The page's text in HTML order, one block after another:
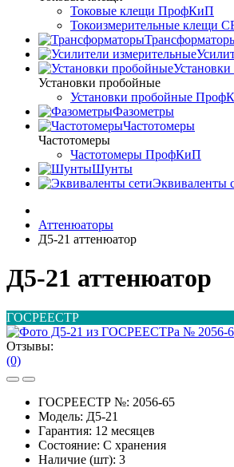
Токовые клещи ПрофКиП
Токоизмерительные клещи
Установки пробойные
Установки пробойные
Фазометры
Частотомеры
Частотомеры
Частотомеры ПрофКиП
Шунты
Эквиваленты
Аттенюаторы
Д5-21 аттенюатор
Д5-21 аттенюатор
ГОСРЕЕСТР
Отзывы:
(0)
ГОСРЕЕСТР №: 2056-65
Модель: Д5-21
Гарантия: 12 месяцев
Состояние: С хранения
Наличие (шт): 3